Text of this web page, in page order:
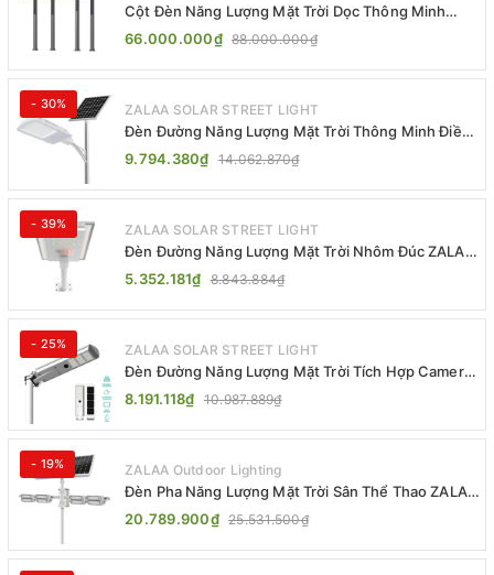
Cột Đèn Năng Lượng Mặt Trời Dọc Thông Minh
ZSR-YYDS-360 | ZALAA Jsc
66.000.000₫ 88.000.000₫
- 30% ZALAA SOLAR STREET LIGHT
Đèn Đường Năng Lượng Mặt Trời Thông Minh Điều
Khiển MPPT ZL-GMX01 ZALAA
9.794.380₫ 14.062.870₫
- 39% ZALAA SOLAR STREET LIGHT
Đèn Đường Năng Lượng Mặt Trời Nhôm Đúc ZALAA
ZL-BWH Cao Cấp IP65
5.352.181₫ 8.843.884₫
- 25% ZALAA SOLAR STREET LIGHT
Đèn Đường Năng Lượng Mặt Trời Tích Hợp Camera
ZALAA ZL-BJ04-CCTV (80W, IP65)
8.191.118₫ 10.987.889₫
- 19% ZALAA Outdoor Lighting
Đèn Pha Năng Lượng Mặt Trời Sân Thể Thao ZALAA
Jsc Chống Nước IP65 Cao Cấp
20.789.900₫ 25.531.500₫